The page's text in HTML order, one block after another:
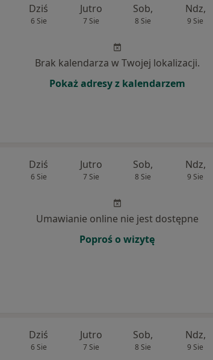
Dziś
6 Sie
Jutro
7 Sie
Sob,
8 Sie
Ndz,
9 Sie
Brak kalendarza w Twojej lokalizacji.
Pokaż adresy z kalendarzem
Dziś
6 Sie
Jutro
7 Sie
Sob,
8 Sie
Ndz,
9 Sie
Umawianie online nie jest dostępne
Poproś o wizytę
Dziś
6 Sie
Jutro
7 Sie
Sob,
8 Sie
Ndz,
9 Sie